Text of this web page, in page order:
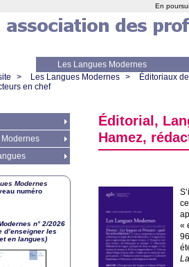
Les Langues Modernes
> Les Langues Modernes > Éditoriaux
en chef
Éditorial,
Hamez,
«
Modernes
numéro
n° 2/2026
d’enseigner les
en langues)
En